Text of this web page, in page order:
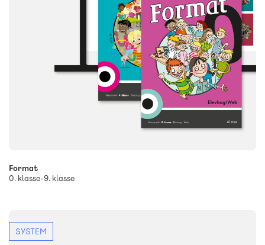
Format
0. klasse-9. klasse
SYSTEM